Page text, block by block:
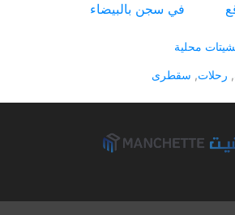
في سجن بالبيضاء
محلية
, رحلات, سقطرى